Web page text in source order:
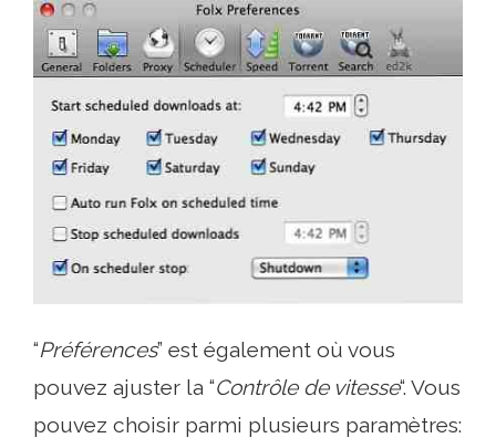
“Préférences” est également où vous
pouvez ajuster la “Contrôle de vitesse“. Vous
pouvez choisir parmi plusieurs paramètres: